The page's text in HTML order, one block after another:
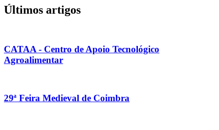
Últimos artigos
CATAA - Centro de Apoio Tecnológico
Agroalimentar
29ª Feira Medieval de Coimbra